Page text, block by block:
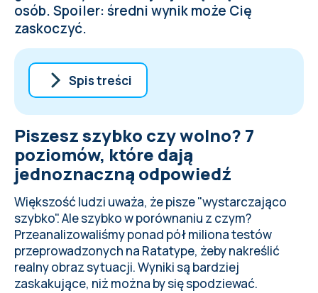
osób. Spoiler: średni wynik może Cię
zaskoczyć.
Spis treści
Piszesz szybko czy wolno? 7 poziomów,
które dają jednoznaczną odpowiedź
Jaka prędkość pisania jest normalna?
Rekord z 1946 roku, którego nikt nie pobił
Jak poprawić prędkość pisania?
Piszesz szybko czy wolno? 7
poziomów, które dają
jednoznaczną odpowiedź
Większość ludzi uważa, że pisze "wystarczająco
szybko". Ale szybko w porównaniu z czym?
Przeanalizowaliśmy ponad pół miliona testów
przeprowadzonych na Ratatype, żeby nakreślić
realny obraz sytuacji. Wyniki są bardziej
zaskakujące, niż można by się spodziewać.